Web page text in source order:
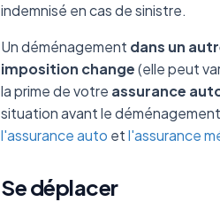
indemnisé en cas de sinistre.
Un déménagement dans un
imposition change(elle peut
la prime de votre assurance
situation avant le
l'assurance auto etl'assurance
Se déplacer